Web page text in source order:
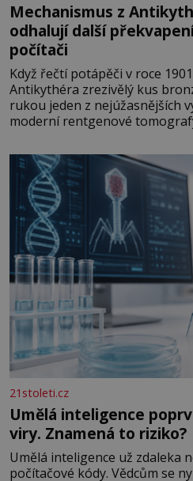
Mechanismus z
odhalují další
počítači
Když řečtí potápěči v roce
Antikythéra zrezivělý kus
rukou jeden z nejúžasnějších
moderní rentgenové
Antikythéry je dnes
analogový počítač na světě.
letech výzkumu
21stoleti.cz
Umělá inteligence
viry. Znamená to riziko?
Umělá inteligence už zdaleka
počítačové kódy. Vědcům se